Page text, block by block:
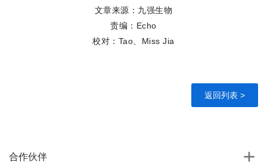
文章来源：九强生物
责编：Echo
校对：Tao、Miss Jia
返回列表 >
合作伙伴